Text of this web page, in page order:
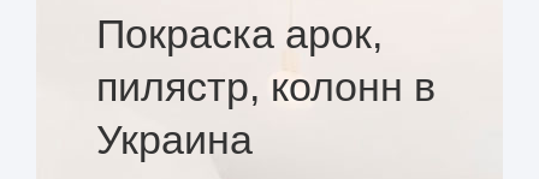
Покраска арок,
пилястр, колонн в
Украина